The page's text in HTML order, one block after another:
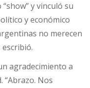
y vinculó su
y económico
no merecen
agradecimiento a
“Abrazo. Nos